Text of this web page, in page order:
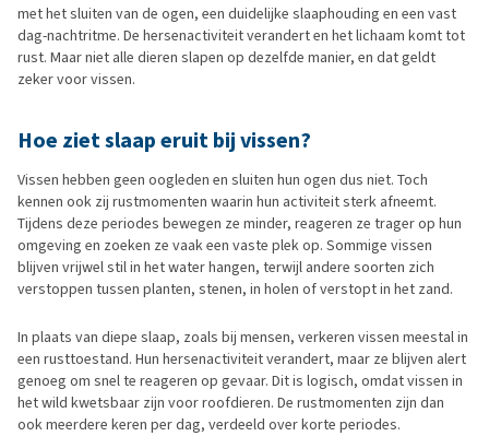
met het sluiten van de ogen, een duidelijke slaaphouding en een vast
dag-nachtritme. De hersenactiviteit verandert en het lichaam komt tot
rust. Maar niet alle dieren slapen op dezelfde manier, en dat geldt
zeker voor vissen.
Hoe ziet slaap eruit bij vissen?
Vissen hebben geen oogleden en sluiten hun ogen dus niet. Toch
kennen ook zij rustmomenten waarin hun activiteit sterk afneemt.
Tijdens deze periodes bewegen ze minder, reageren ze trager op hun
omgeving en zoeken ze vaak een vaste plek op. Sommige vissen
blijven vrijwel stil in het water hangen, terwijl andere soorten zich
verstoppen tussen planten, stenen, in holen of verstopt in het zand.
In plaats van diepe slaap, zoals bij mensen, verkeren vissen meestal in
een rusttoestand. Hun hersenactiviteit verandert, maar ze blijven alert
genoeg om snel te reageren op gevaar. Dit is logisch, omdat vissen in
het wild kwetsbaar zijn voor roofdieren. De rustmomenten zijn dan
ook meerdere keren per dag, verdeeld over korte periodes.